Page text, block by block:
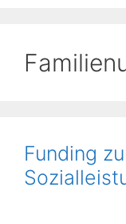
Funding